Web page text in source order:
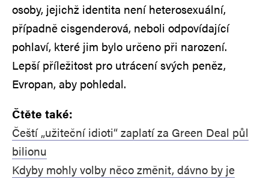
osoby, jejichž identita není heterosexuální,
případně cisgenderová, neboli odpovídající
pohlaví, které jim bylo určeno při narození.
Lepší příležitost pro utrácení svých peněz,
Evropan, aby pohledal.
Čtěte také:
Čeští „užiteční idioti“ zaplatí za Green Deal půl
bilionu
Kdyby mohly volby něco změnit, dávno by je